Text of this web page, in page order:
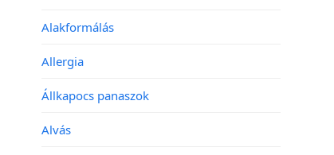
Alakformálás
Allergia
Állkapocs panaszok
Alvás